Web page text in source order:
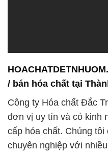
/ bán hóa chất tại
Công ty Hóa chất Đắc
đơn vị uy tín và có kinh
cấp hóa chất. Chúng
chuyên nghiệp với